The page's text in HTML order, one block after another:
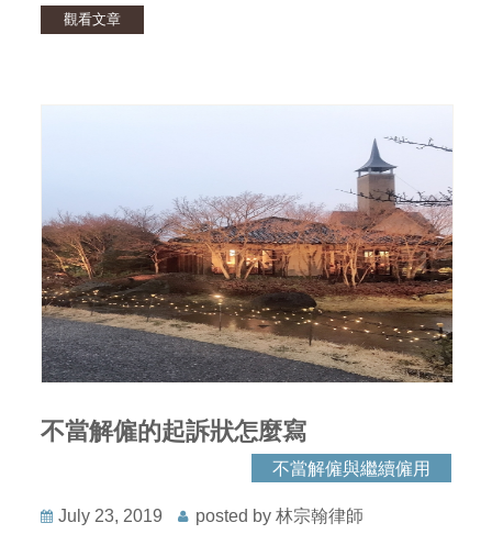
觀看文章
不當解僱的起訴狀怎麼寫
不當解僱與繼續僱用
July 23, 2019 posted by 林宗翰律師